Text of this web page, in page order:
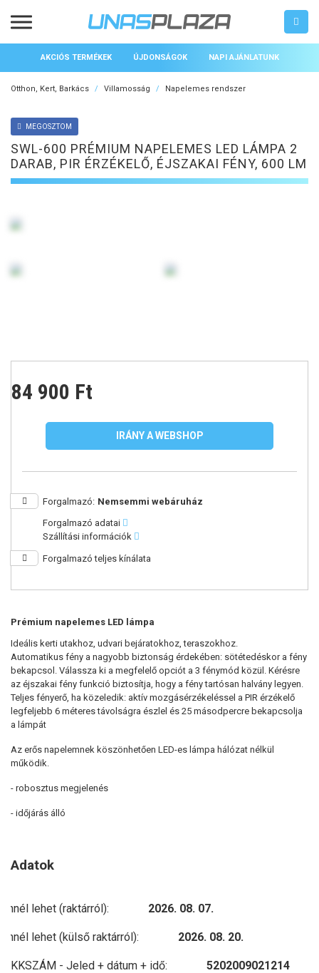
AKCIÓS TERMÉKEK ÚJDONSÁGOK NAPI AJÁNLATUNK
Otthon, Kert, Barkács Villamosság Napelemes rendszer
SWL-600 PRÉMIUM NAPELEMES LED LÁMPA 2
DARAB, PIR ÉRZÉKELŐ, ÉJSZAKAI FÉNY, 600 LM
MEGOSZTOM
Prémium napelemes LED lámpa
Ideális kerti utakhoz, udvari bejáratokhoz, teraszokhoz.
Automatikus fény a nagyobb biztonság érdekében: sötétedéskor a fény
bekapcsol. Válassza ki a megfelelő opciót a 3 fénymód közül. Kérésre
az éjszakai fény funkció biztosítja, hogy a fény tartósan halvány legyen.
Teljes fényerő, ha közeledik: aktív mozgásérzékeléssel a PIR érzékelő
legfeljebb 6 méteres távolságra észlel és 25 másodpercre bekapcsolja
a lámpát
Az erős napelemnek köszönhetően LED-es lámpa hálózat nélkül
működik.
- robosztus megjelenés
- időjárás álló
- 3 különböző fénymód állítható: állandó éjszakai fény (75 lumen),
másodpercig tartó mozgással világít 600 lumen)
- PIR mozgásérzékelő: hatótávolság akár 6 méter, érzékelési szög: 90 °
Adatok
Önnél lehet (raktárról): 2026. 08. 07.
Önnél lehet (külső raktárról): 2026. 08. 20.
CIKKSZÁM - Jeled + dátum + idő: 5202009021214
84 900 Ft
IRÁNY A WEBSHOP
Forgalmazó: Nemsemmi webáruház
Forgalmazó adatai
Szállítási információk
Forgalmazó teljes kínálata